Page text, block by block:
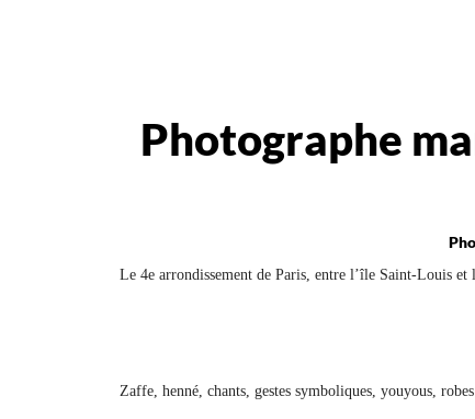
Photographe
Le 4e arrondissement de Paris, entre l’île Saint-Louis
Zaffe, henné, chants, gestes symboliques, youyous,